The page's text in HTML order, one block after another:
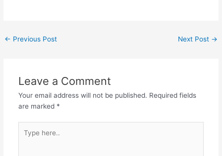
ವಿಪ್ರಜಿತು ವಿರೋಧಿಯ ವಿಪ್ರ||1||
← Previous Post Next Post →
Leave a Comment
Your email address will not be published. Required fields
are marked *
here..